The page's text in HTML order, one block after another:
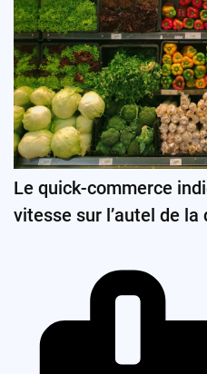
Le quick-commerce
vitesse sur l’autel de la